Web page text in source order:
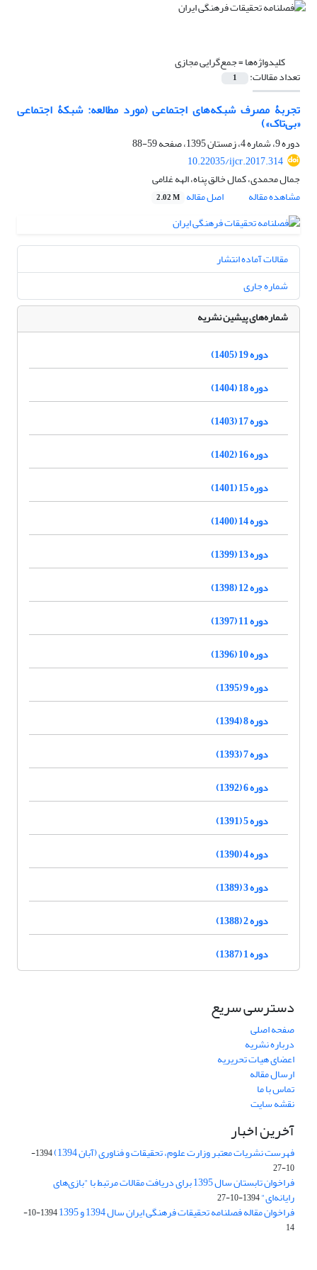
کلیدواژه‌ها =جمع‌گرایی مجازی
تعداد مقالات: 1
تجربۀ مصرف شبکه‌های اجتماعی (مورد مطالعه: شبکۀ اجتماعی
«بی‌تاک»)
دوره 9، شماره 4، زمستان 1395، صفحه
59-88
10.22035/ijcr.2017.314
جمال محمدی، کمال خالق پناه، الهه غلامی
مشاهده مقاله
اصل مقاله 2.02 M
مقالات آماده انتشار
شماره جاری
شماره‌های پیشین نشریه
دوره 19 (1405)
دوره 18 (1404)
دوره 17 (1403)
دوره 16 (1402)
دوره 15 (1401)
دوره 14 (1400)
دوره 13 (1399)
دوره 12 (1398)
دوره 11 (1397)
دوره 10 (1396)
دوره 9 (1395)
دوره 8 (1394)
دوره 7 (1393)
دوره 6 (1392)
دوره 5 (1391)
دوره 4 (1390)
دوره 3 (1389)
دوره 2 (1388)
دوره 1 (1387)
دسترسی سریع
صفحه اصلی
درباره نشریه
اعضای هیات تحریریه
ارسال مقاله
تماس با ما
نقشه سایت
آخرین اخبار
فهرست نشریات معتبر وزارت علوم، تحقیقات و فناوری (آبان 1394)
1394-
10-27
فراخوان تابستان سال 1395 برای دریافت مقالات مرتبط با "بازی‌های
رایانه‌ای"1394-10-27
فراخوان مقاله فصلنامه تحقیقات فرهنگی ایران سال 1394 و 1395
1394-10-
14